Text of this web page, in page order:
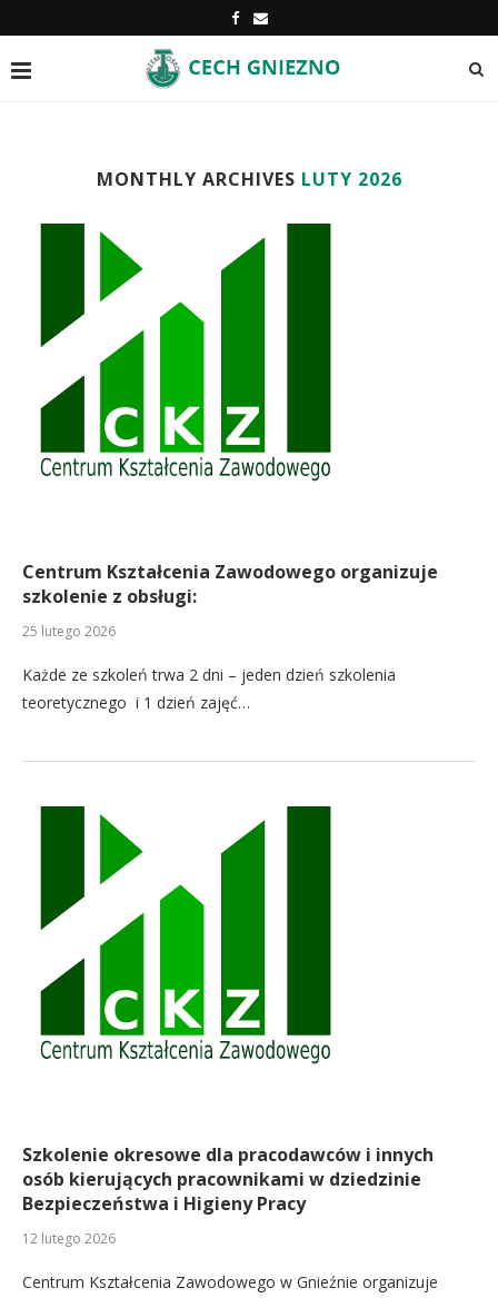
MONTHLY ARCHIVES LUTY 2026
Centrum Kształcenia Zawodowego organizuje
szkolenie z obsługi:
25 lutego 2026
Każde ze szkoleń trwa 2 dni – jeden dzień szkolenia
teoretycznego i 1 dzień zajęć…
Szkolenie okresowe dla pracodawców i innych
osób kierujących pracownikami w dziedzinie
Bezpieczeństwa i Higieny Pracy
12 lutego 2026
Centrum Kształcenia Zawodowego w Gnieźnie organizuje